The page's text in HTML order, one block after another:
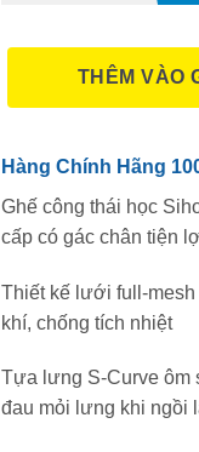
THÊM VÀO
Hàng Chính Hãng
Ghế công thái học
cấp có gác chân tiện
Thiết kế lưới full-mesh
khí, chống tích nhiệt
Tựa lưng S-Curve ôm
đau mỏi lưng khi ngồi